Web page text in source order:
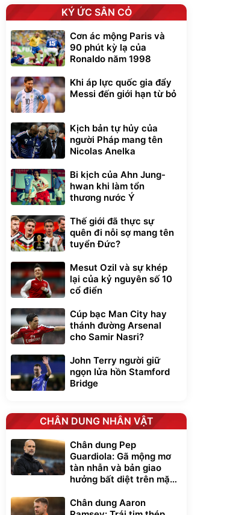
KÝ ỨC SÂN CỎ
Cơn ác mộng Paris và
90 phút kỳ lạ của
Ronaldo năm 1998
Khi áp lực quốc gia đẩy
Messi đến giới hạn từ bỏ
Kịch bản tự hủy của
người Pháp mang tên
Nicolas Anelka
Bi kịch của Ahn Jung-
hwan khi làm tổn
thương nước Ý
Thế giới đã thực sự
quên đi nỗi sợ mang tên
tuyển Đức?
Mesut Ozil và sự khép
lại của kỷ nguyên số 10
cổ điển
Cúp bạc Man City hay
thánh đường Arsenal
cho Samir Nasri?
John Terry người giữ
ngọn lửa hồn Stamford
Bridge
CHÂN DUNG NHÂN VẬT
Chân dung Pep
Guardiola: Gã mộng mơ
tàn nhẫn và bản giao
hưởng bất diệt trên mặt
Chân dung Aaron